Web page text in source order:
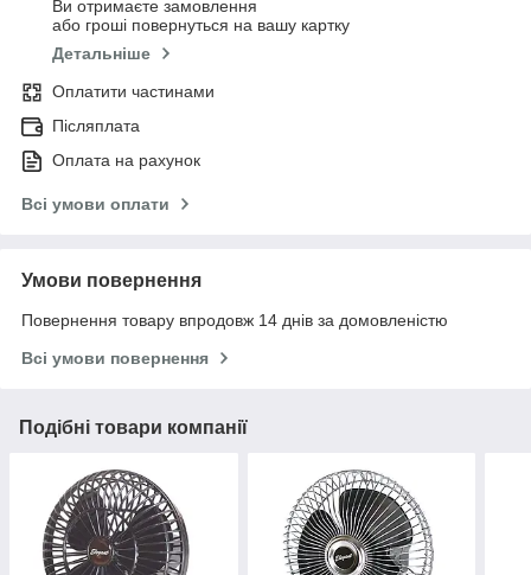
Ви отримаєте замовлення
або гроші повернуться на вашу картку
Детальніше
Оплатити частинами
Післяплата
Оплата на рахунок
Всі умови оплати
Умови повернення
Повернення товару впродовж 14 днів за домовленістю
Всі умови повернення
Подібні товари компанії